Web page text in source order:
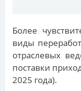
Более
виды
отраслевых
поставки
2025 года).